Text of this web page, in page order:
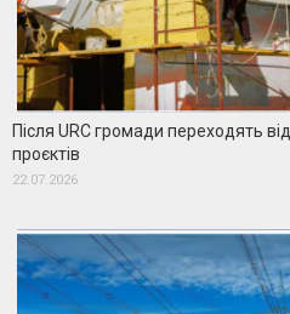
Після URC громади переходять
проєктів
22.07.2026